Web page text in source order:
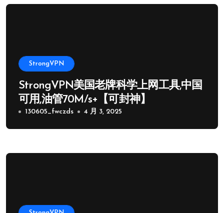
StrongVPN
StrongVPN美国老牌科学上网工具,中国
可用,油管70M/s+【可封神】
130605_fwczds 4 月 3, 2025